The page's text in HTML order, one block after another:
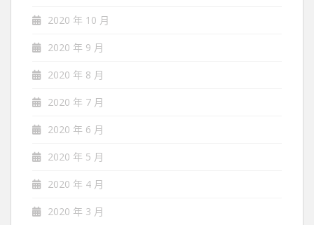
2020 年 10 月
2020 年 9 月
2020 年 8 月
2020 年 7 月
2020 年 6 月
2020 年 5 月
2020 年 4 月
2020 年 3 月